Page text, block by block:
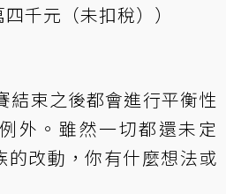
千元（未扣稅））
結束之後都會進行平衡性
外。雖然一切都還未定
的改動，你有什麼想法或